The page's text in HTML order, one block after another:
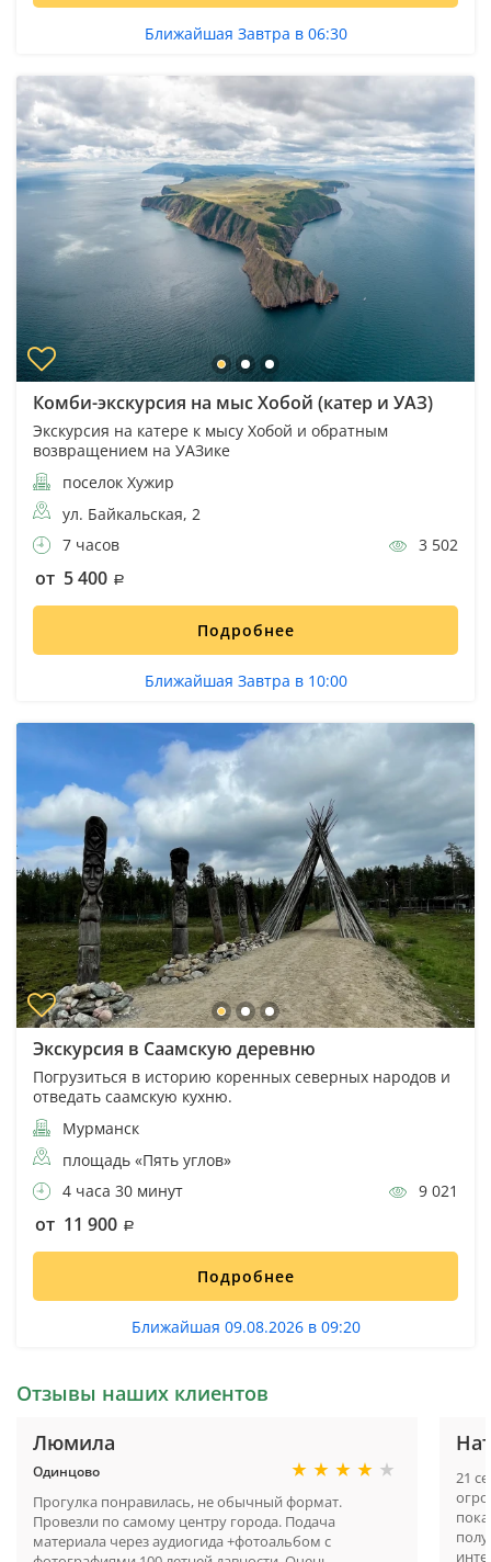
Ближайшая Завтра в 06:30
Комби-экскурсия на мыс Хобой (катер и УАЗ)
Экскурсия на катере к мысу Хобой и обратным
возвращением на УАЗике
поселок Хужир
ул. Байкальская, 2
7 часов
3 502
от 5 400
Подробнее
Ближайшая Завтра в 10:00
Экскурсия в Саамскую деревню
Погрузиться в историю коренных северных народов и
отведать саамскую кухню.
Мурманск
площадь «Пять углов»
4 часа 30 минут
9 021
от 11 900
Подробнее
Ближайшая 09.08.2026 в 09:20
Отзывы наших клиентов
Люмила
Одинцово
Прогулка понравилась, не обычный формат.
Провезли по самому центру города. Подача
материала через аудиогида +фотоальбом с
21